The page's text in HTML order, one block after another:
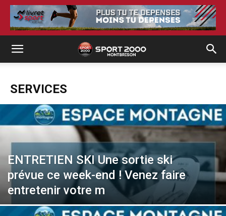
SERVICES
ENTRETIEN SKI Une sortie ski
prévue ce week-end ! Venez faire
entretenir votre m